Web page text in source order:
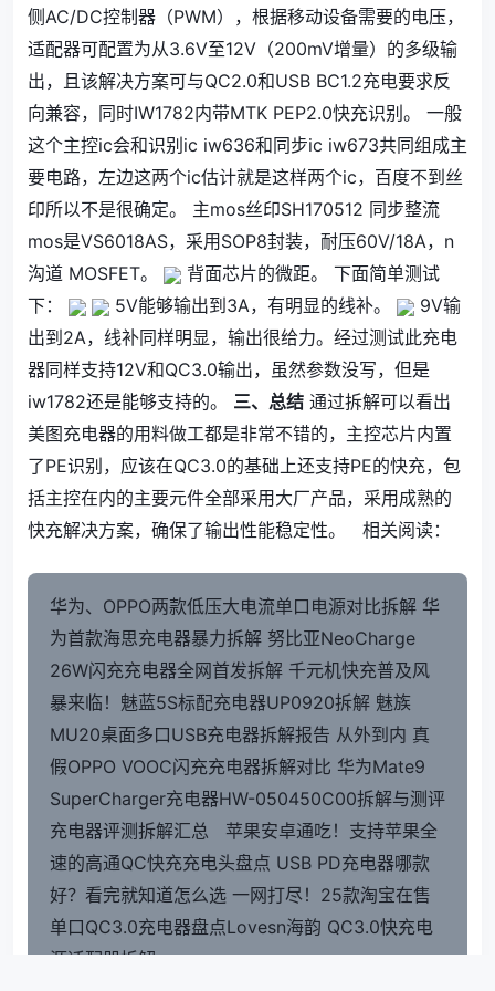
侧AC/DC控制器（PWM），根据移动设备需要的电压，
适配器可配置为从3.6V至12V（200mV增量）的多级输
出，且该解决方案可与QC2.0和USB BC1.2充电要求反
向兼容，同时IW1782内带MTK PEP2.0快充识别。 一般
这个主控ic会和识别ic iw636和同步ic iw673共同组成主
要电路，左边这两个ic估计就是这样两个ic，百度不到丝
印所以不是很确定。 主mos丝印SH170512 同步整流
mos是VS6018AS，采用SOP8封装，耐压60V/18A，n
沟道 MOSFET。
背面芯片的微距。 下面简单测试
下：
5V能够输出到3A，有明显的线补。
9V输
出到2A，线补同样明显，输出很给力。经过测试此充电
器同样支持12V和QC3.0输出，虽然参数没写，但是
iw1782还是能够支持的。 三、总结 通过拆解可以看出
美图充电器的用料做工都是非常不错的，主控芯片内置
了PE识别，应该在QC3.0的基础上还支持PE的快充，包
括主控在内的主要元件全部采用大厂产品，采用成熟的
快充解决方案，确保了输出性能稳定性。 相关阅读：
华为、OPPO两款低压大电流单口电源对比拆解 华
为首款海思充电器暴力拆解 努比亚NeoCharge
26W闪充充电器全网首发拆解 千元机快充普及风
暴来临！魅蓝5S标配充电器UP0920拆解 魅族
MU20桌面多口USB充电器拆解报告 从外到内 真
假OPPO VOOC闪充充电器拆解对比 华为Mate9
SuperCharger充电器HW-050450C00拆解与测评
充电器评测拆解汇总
苹果安卓通吃！支持苹果全
速的高通QC快充充电头盘点 USB PD充电器哪款
好？看完就知道怎么选 一网打尽！25款淘宝在售
单口QC3.0充电器盘点Lovesn海韵 QC3.0快充电
源适配器拆解